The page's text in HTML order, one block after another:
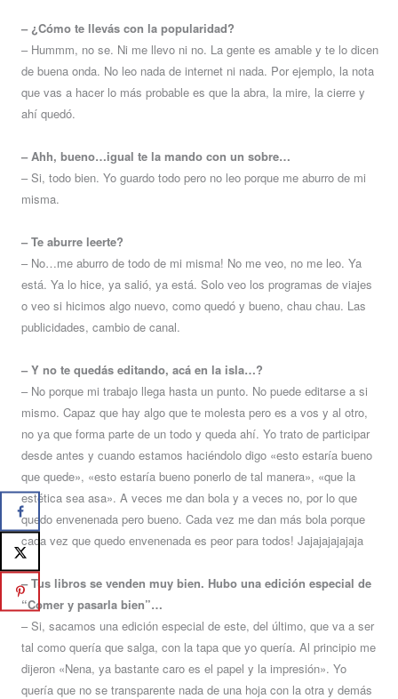
– ¿Cómo te llevás con la popularidad?
– Hummm, no se. Ni me llevo ni no. La gente es amable y te lo dicen
de buena onda. No leo nada de internet ni nada. Por ejemplo, la nota
que vas a hacer lo más probable es que la abra, la mire, la cierre y
ahí quedó.
– Ahh, bueno…igual te la mando con un sobre…
– Si, todo bien. Yo guardo todo pero no leo porque me aburro de mi
misma.
– Te aburre leerte?
– No…me aburro de todo de mi misma! No me veo, no me leo. Ya
está. Ya lo hice, ya salió, ya está. Solo veo los programas de viajes
o veo si hicimos algo nuevo, como quedó y bueno, chau chau. Las
publicidades, cambio de canal.
– Y no te quedás editando, acá en la isla…?
– No porque mi trabajo llega hasta un punto. No puede editarse a si
mismo. Capaz que hay algo que te molesta pero es a vos y al otro,
no ya que forma parte de un todo y queda ahí. Yo trato de participar
desde antes y cuando estamos haciéndolo digo «esto estaría bueno
que quede», «esto estaría bueno ponerlo de tal manera», «que la
estética sea asa». A veces me dan bola y a veces no, por lo que
quedo envenenada pero bueno. Cada vez me dan más bola porque
cada vez que quedo envenenada es peor para todos! Jajajajajajaja
– Tus libros se venden muy bien. Hubo una edición especial de
“Comer y pasarla bien”…
– Si, sacamos una edición especial de este, del último, que va a ser
tal como quería que salga, con la tapa que yo quería. Al principio me
dijeron «Nena, ya bastante caro es el papel y la impresión». Yo
quería que no se transparente nada de una hoja con la otra y demás